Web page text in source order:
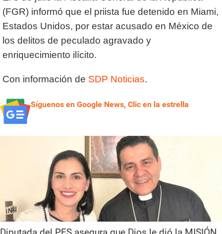
(FGR) informó que el priista fue detenido en Miami,
Estados Unidos, por estar acusado en México de
los delitos de peculado agravado y
enriquecimiento ilícito.
Con información de SDP Noticias.
Síguenos en Google News, Clic en la estrella